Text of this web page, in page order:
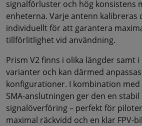
signalförluster och hög konsistens
enheterna. Varje antenn kalibreras
individuellt för att garantera
tillförlitlighet vid användning.
Prism V2 finns i olika längder samt i
varianter och kan därmed
konfigurationer. I kombination
SMA-anslutningen ger den en
signalöverföring – perfekt för
maximal räckvidd och en klar FPV-